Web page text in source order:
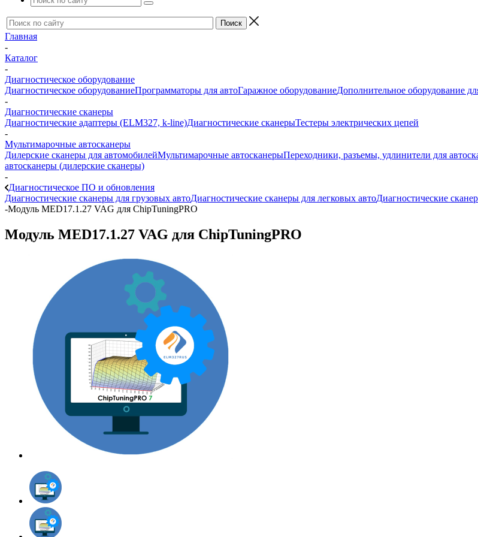
Главная
-
Каталог
-
Диагностическое оборудование
Диагностическое оборудованиеПрограмматоры для автоГаражное оборудованиеДополнительное оборудование
-
Диагностические сканеры
Диагностические адаптеры (ELM327, k-line)Диагностические сканерыТестеры электрических цепей
-
Мультимарочные автосканеры
Дилерские сканеры для автомобилейМультимарочные автосканерыПереходники, разъемы, удлинители для
автосканеры (дилерские сканеры)
-
Диагностическое ПО и обновления
Диагностические сканеры для грузовых автоДиагностические сканеры для легковых автоДиагностические
-Модуль MED17.1.27 VAG для ChipTuningPRO
Модуль MED17.1.27 VAG для ChipTuningPRO